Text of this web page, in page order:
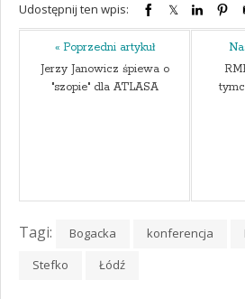
Udostępnij ten wpis:
« Poprzedni artykuł
Jerzy Janowicz śpiewa o
"szopie" dla ATLASA
Tagi: Bogacka konferencja
Stefko
Łódź